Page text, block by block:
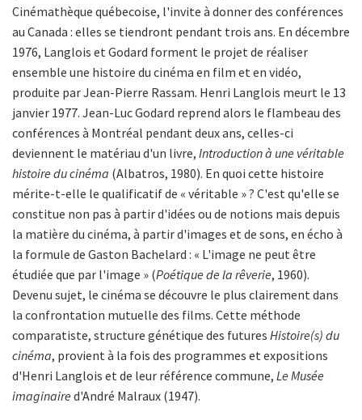
Cinémathèque québecoise, l'invite à donner des conférences
au Canada : elles se tiendront pendant trois ans. En décembre
1976, Langlois et Godard forment le projet de réaliser
ensemble une histoire du cinéma en film et en vidéo,
produite par Jean-Pierre Rassam. Henri Langlois meurt le 13
janvier 1977. Jean-Luc Godard reprend alors le flambeau des
conférences à Montréal pendant deux ans, celles-ci
deviennent le matériau d'un livre, Introduction à une véritable
histoire du cinéma (Albatros, 1980). En quoi cette histoire
mérite-t-elle le qualificatif de « véritable » ? C'est qu'elle se
constitue non pas à partir d'idées ou de notions mais depuis
la matière du cinéma, à partir d'images et de sons, en écho à
la formule de Gaston Bachelard : « L'image ne peut être
étudiée que par l'image » (Poétique de la rêverie, 1960).
Devenu sujet, le cinéma se découvre le plus clairement dans
la confrontation mutuelle des films. Cette méthode
comparatiste, structure génétique des futures Histoire(s) du
cinéma, provient à la fois des programmes et expositions
d'Henri Langlois et de leur référence commune, Le Musée
imaginaire d'André Malraux (1947).